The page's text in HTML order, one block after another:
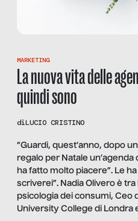
MARKETING
La nuova vita delle
quindi sono
diLUCIO CRISTINO
“Guardi, quest’anno, dopo
regalo per Natale
ha fatto molto piacere”. Le
scriverei”. Nadia Olivero è
psicologia dei consumi, Ceo
University College di Londra